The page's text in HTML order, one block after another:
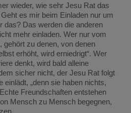
wieder, wie sehr Jesu Rat das
es mir beim Einladen nur um
das? Das werden die anderen
mehr einladen. Wer nur vom
gehört zu denen, von denen
erhöht, wird erniedrigt“. Wer
denkt, wird bald alleine
sicher nicht, der Jesu Rat folgt
einlädt, „denn sie haben nichts,
Freundschaften entstehen
Mensch zu Mensch begegnen,